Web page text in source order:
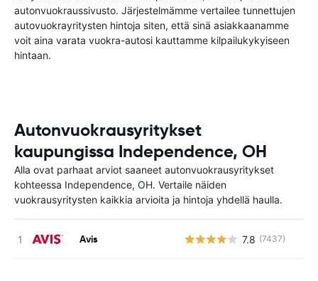
autonvuokraussivusto. Järjestelmämme vertailee tunnettujen
autovuokrayritysten hintoja siten, että sinä asiakkaanamme
voit aina varata vuokra-autosi kauttamme kilpailukykyiseen
hintaan.
Autonvuokrausyritykset
kaupungissa Independence, OH
Alla ovat parhaat arviot saaneet autonvuokrausyritykset
kohteessa Independence, OH. Vertaile näiden
vuokrausyritysten kaikkia arvioita ja hintoja yhdellä haulla.
Avis 7.8 (7437)